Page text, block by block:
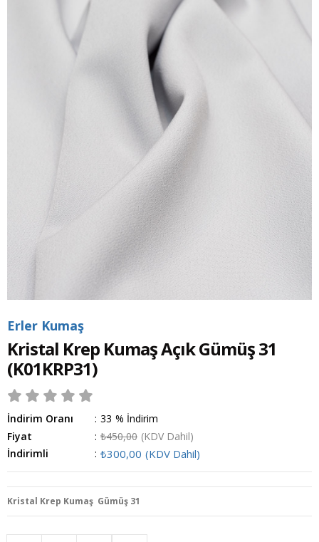
Erler Kumaş
Kristal Krep Kumaş Açık Gümüş 31
(K01KRP31)
İndirim Oranı : %
33
İndirim
Fiyat
: ₺450,00 (KDV Dahil)
İndirimli
: ₺300,00 (KDV Dahil)
Kristal Krep Kumaş Gümüş 31